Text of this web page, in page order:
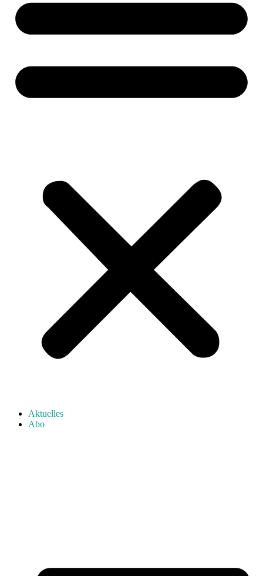
Aktuelles
Abo